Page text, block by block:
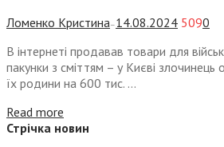
Ломенко Кристина — 14.08.2024 5090
В інтернеті продавав товари для
пакунки з сміттям – у Києві злочинець
їх родини на 600 тис. ...
Read more
Стрічка новин